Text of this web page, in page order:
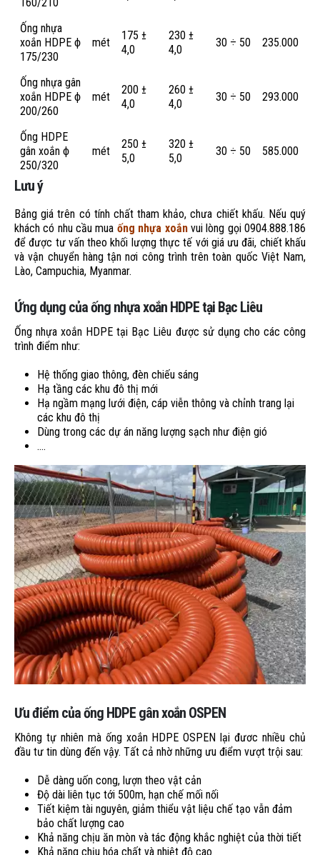
Ống nhựa
xoắn HDPE ϕ
175/230
mét
175 ±
4,0
230 ±
4,0
30 ÷ 50 235.000
Ống nhựa gân
xoắn HDPE ϕ
200/260
mét
200 ±
4,0
260 ±
4,0
30 ÷ 50 293.000
Ống HDPE
gân xoắn ϕ
250/320
mét
250 ±
5,0
320 ±
5,0
30 ÷ 50 585.000
Lưu ý
Bảng giá trên có tính chất tham khảo, chưa chiết khấu. Nếu quý
khách có nhu cầu mua ống nhựa xoắnvui lòng gọi 0904.888.186
để được tư vấn theo khối lượng thực tế với giá ưu đãi, chiết khấu
và vận chuyển hàng tận nơi công trình trên toàn quốc Việt Nam,
Lào, Campuchia, Myanmar.
Ứng dụng của ống nhựa xoắn HDPE tại Bạc Liêu
Ống nhựa xoắn HDPE tại Bạc Liêu được sử dụng cho các công
trình điểm như:
Hệ thống giao thông, đèn chiếu sáng
Hạ tầng các khu đô thị mới
Hạ ngầm mạng lưới điện, cáp viễn thông và chỉnh trang lại
các khu đô thị
Dùng trong các dự án năng lượng sạch như điện gió
….
Ưu điểm của ống HDPE gân xoắn OSPEN
Không tự nhiên mà ống xoắn HDPE OSPEN lại đươc nhiều chủ
đầu tư tin dùng đến vậy. Tất cả nhờ những ưu điểm vượt trội sau:
Dễ dàng uốn cong, lượn theo vật cản
Độ dài liên tục tới 500m, hạn chế mối nối
Tiết kiệm tài nguyên, giảm thiểu vật liệu chế tạo vẫn đảm
bảo chất lượng cao
Khả năng chịu ăn mòn và tác động khắc nghiệt của thời tiết
Khả năng chịu hóa chất và nhiệt độ cao